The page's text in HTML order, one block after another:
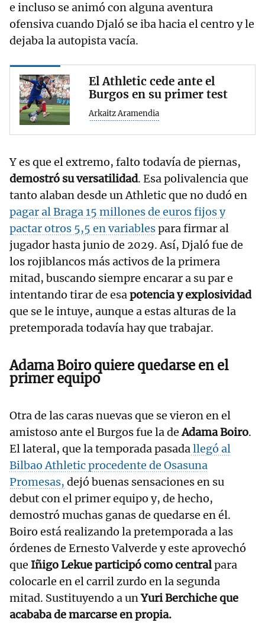
e incluso se animó con alguna aventura
ofensiva cuando Djaló se iba hacia el centro y le
dejaba la autopista vacía.
El Athletic cede ante el
Burgos en su primer test
Arkaitz Aramendia
Y es que el extremo, falto todavía de piernas,
demostró su versatilidad. Esa polivalencia que
tanto alaban desde un Athletic que no dudó en
pagar al Braga 15 millones de euros fijos y
pactar otros 5,5 en variablespara firmar al
jugador hasta junio de 2029. Así, Djaló fue de
los rojiblancos más activos de la primera
mitad, buscando siempre encarar a su par e
intentando tirar de esapotencia y explosividad
que se le intuye, aunque a estas alturas de la
pretemporada todavía hay que trabajar.
Adama Boiro quiere quedarse en el
primer equipo
Otra de las caras nuevas que se vieron en el
amistoso ante el Burgos fue la deAdama Boiro.
El lateral, que la temporada pasadallegó al
Bilbao Athletic procedente de Osasuna
Promesas, dejó buenas sensaciones en su
debut con el primer equipo y, de hecho,
demostró muchas ganas de quedarse en él.
Boiro está realizando la pretemporada a las
órdenes de Ernesto Valverde y este aprovechó
que Iñigo Lekue participó como centralpara
colocarle en el carril zurdo en la segunda
mitad. Sustituyendo a unYuri Berchiche que
acababa de marcarse en propia.